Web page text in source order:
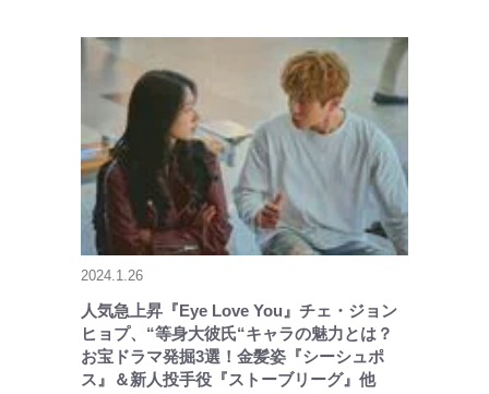
2024.1.26
人気急上昇『Eye Love You』チェ・ジョン
ヒョプ、“等身大彼氏“キャラの魅力とは？
お宝ドラマ発掘3選！金髪姿『シーシュポ
ス』＆新人投手役『ストーブリーグ』他